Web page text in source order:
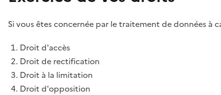
Si vous êtes concernée par le traitement de données à
Droit d'accès
Droit de rectification
Droit à la limitation
Droit d'opposition